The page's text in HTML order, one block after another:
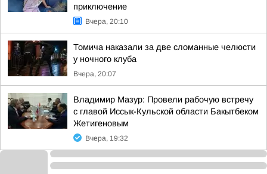
приключение
Вчера, 20:10
Томича наказали за две сломанные челюсти
у ночного клуба
Вчера, 20:07
Владимир Мазур: Провели рабочую встречу
с главой Иссык-Кульской области Бакытбеком
Жетигеновым
Вчера, 19:32